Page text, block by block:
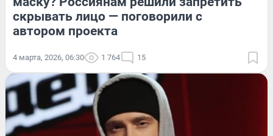
скрывать лицо — поговорили с
автором проекта
4 марта, 2026, 06:30 1 764 15